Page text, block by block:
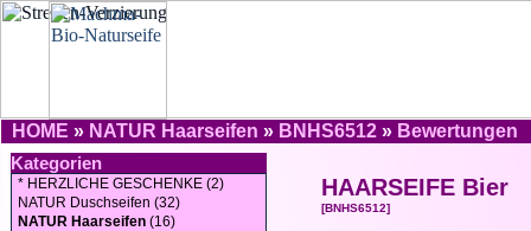
HOME » NATUR Haarseifen » BNHS6512 » Bewertungen
Kategorien
* HERZLICHE GESCHENKE (2)
NATUR Duschseifen (32)
NATUR Haarseifen (16)
HAARSEIFE Bier
[BNHS6512]